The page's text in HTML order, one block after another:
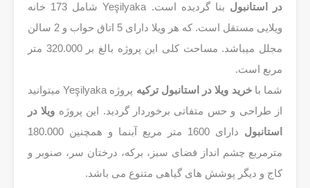
در استانبول
بنا گردیده است. Yeşilyaka شامل 173 خانه
ویلایی مستقل است. که هر ویلا دارای 5 اتاق حواب و 2 سالن
مجلل میباشد. مساحت کلی این پروژه بالغ بر 320.000 متر
مربع است.
شما باخرید ویلا در استانبول ترکیه
پروژه Yeşilyaka میتوانید
از طراحی و حس متفاتی برخوردار گردید. این پروژه ویلا در
استانبول
دارای 1600 متر مریع آبنما و همچنین 180.000
مترمربع چشم انداز فضای سبز، برکه، درختان سر، صنوبر و
کاج و دیگر پوشش های گیاهی متنوع می باشد.